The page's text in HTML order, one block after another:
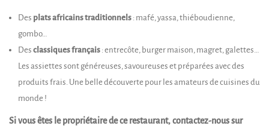
Des plats africains traditionnels : mafé, yassa, thiéboudienne,
gombo…
Des classiques français : entrecôte, burger maison, magret, galettes…
Les assiettes sont généreuses, savoureuses et préparées avec des
produits frais. Une belle découverte pour les amateurs de cuisines du
monde !
Si vous êtes le propriétaire de ce restaurant, contactez-nous sur